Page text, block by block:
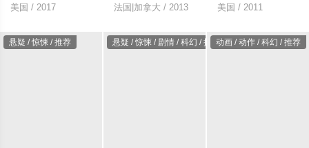
美国 / 2017 法国|加拿大 / 2013 美国 / 2011
悬疑 / 惊悚 / 推荐 悬疑 / 惊悚 / 剧情 / 科幻 / 推荐动画 / 动作 / 科幻 / 推荐